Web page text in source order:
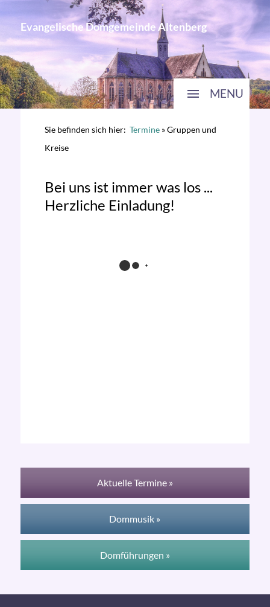
Evangelische Domgemeinde Altenberg
MENU
Sie befinden sich hier: Termine»Gruppen und
Kreise
Bei uns ist immer was los ...
Herzliche Einladung!
Aktuelle Termine »
Dommusik »
Domführungen »